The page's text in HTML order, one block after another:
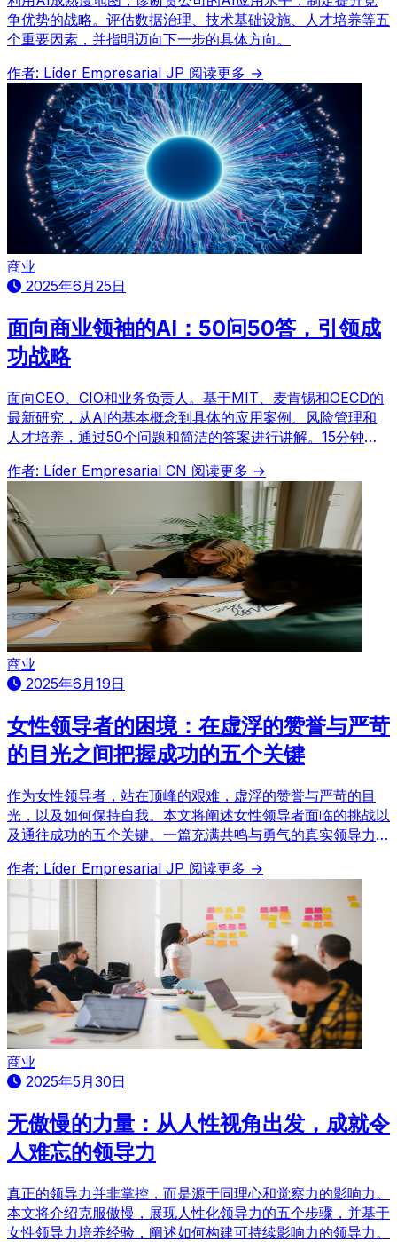
争优势的战略。评估数据治理、技术基础设施、人才培养等五
个重要因素，并指明迈向下一步的具体方向。
作者: Líder Empresarial JP 阅读更多 →
商业
2025年6月25日
面向商业领袖的AI：50问50答，引领成
功战略
面向CEO、CIO和业务负责人。基于MIT、麦肯锡和OECD的
最新研究，从AI的基本概念到具体的应用案例、风险管理和
人才培养，通过50个问题和简洁的答案进行讲解。15分钟内
作者: Líder Empresarial CN 阅读更多 →
商业
2025年6月19日
女性领导者的困境：在虚浮的赞誉与严苛
的目光之间把握成功的五个关键
作为女性领导者，站在顶峰的艰难，虚浮的赞誉与严苛的目
光，以及如何保持自我。本文将阐述女性领导者面临的挑战以
及通往成功的五个关键。一篇充满共鸣与勇气的真实领导力论
作者: Líder Empresarial JP 阅读更多 →
商业
2025年5月30日
无傲慢的力量：从人性视角出发，成就令
人难忘的领导力
真正的领导力并非掌控，而是源于同理心和觉察力的影响力。
本文将介绍克服傲慢，展现人性化领导力的五个步骤，并基于
女性领导力培养经验，阐述如何构建可持续影响力的领导力。